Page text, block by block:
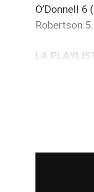
O’Donnell 6
Robertson
LA